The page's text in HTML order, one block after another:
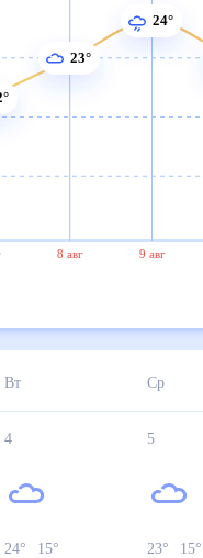
8 авг 9 авг
23°
24°
Вт Ср
4
24° 15°
5
23° 15°